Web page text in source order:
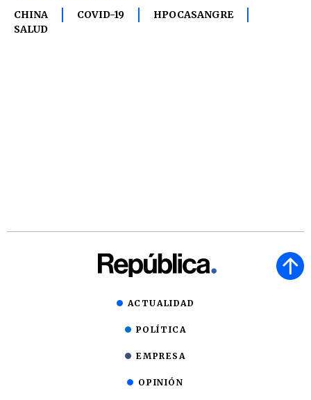
CHINA
COVID-19
HPOCASANGRE
SALUD
ACTUALIDAD
POLÍTICA
EMPRESA
OPINIÓN